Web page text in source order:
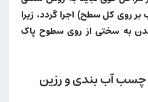
روی کل سطح) اجرا گردد، زیرا
به سختی از روی سطوح پاک
آب بندی و رزین